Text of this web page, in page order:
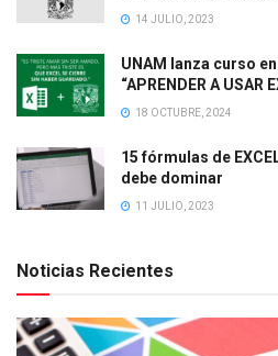
14 JULIO, 2023
UNAM lanza curso
“APRENDER A
18 OCTUBRE, 2024
15 fórmulas de
debe dominar
11 JULIO, 2023
Noticias Recientes